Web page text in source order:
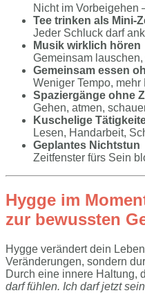
Nicht im Vorbeigehen
Tee trinken als Mini-
Jeder Schluck darf
Musik wirklich hören
Gemeinsam
Gemeinsam essen
Weniger Tempo, mehr
Spaziergänge ohne
Gehen, atmen,
Kuschelige
Lesen, Handarbeit,
Geplantes Nichtstun
Zeitfenster fürs Sein
Hygge im
zur bewussten
Hygge verändert dein
Veränderungen, sondern
Durch eine innere Haltung,
darf fühlen. Ich darf jetzt